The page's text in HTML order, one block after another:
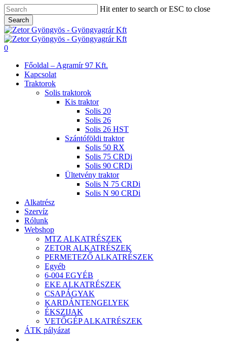
Skip
to
main
content
Hit enter to search or ESC to close
Search
Close
Search
search
0
Főoldal – Agramír 97 Kft.
Kapcsolat
Traktorok
Solis traktorok
Kis traktor
Solis 20
Solis 26
Solis 26 HST
Szántóföldi traktor
Solis 50 RX
Solis 75 CRDi
Solis 90 CRDi
Ültetvény traktor
Solis N 75 CRDi
Solis N 90 CRDi
Alkatrész
Szervíz
Rólunk
Webshop
MTZ ALKATRÉSZEK
ZETOR ALKATRÉSZEK
PERMETEZŐ ALKATRÉSZEK
Egyéb
6-004 EGYÉB
EKE ALKATRÉSZEK
CSAPÁGYAK
KARDÁNTENGELYEK
ÉKSZIJAK
VETŐGÉP ALKATRÉSZEK
ÁTK pályázat